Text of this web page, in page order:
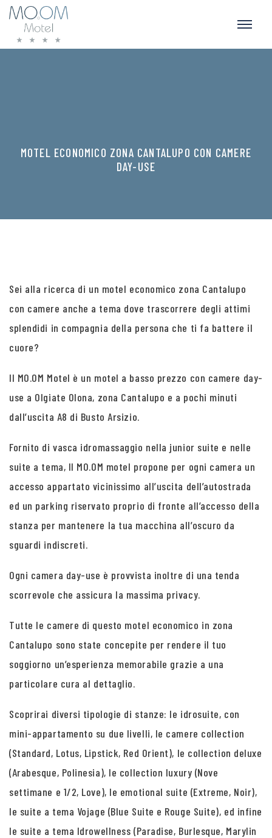
MOTEL ECONOMICO ZONA CANTALUPO CON CAMERE
DAY-USE
Sei alla ricerca di un motel economico zona Cantalupo
con camere anche a tema dove trascorrere degli attimi
splendidi in compagnia della persona che ti fa battere il
cuore?
Il MO.OM Motel è un motel a basso prezzo con camere day-
use a Olgiate Olona, zona Cantalupo e a pochi minuti
dall’uscita A8 di Busto Arsizio.
Fornito di vasca idromassaggio nella junior suite e nelle
suite a tema, Il MO.OM motel propone per ogni camera un
accesso appartato vicinissimo all’uscita dell’autostrada
ed un parking riservato proprio di fronte all’accesso della
stanza per mantenere la tua macchina all’oscuro da
sguardi indiscreti.
Ogni camera day-use è provvista inoltre di una tenda
scorrevole che assicura la massima privacy.
Tutte le camere di questo motel economico in zona
Cantalupo sono state concepite per rendere il tuo
soggiorno un’esperienza memorabile grazie a una
particolare cura al dettaglio.
Scoprirai diversi tipologie di stanze: le idrosuite, con
mini-appartamento su due livelli, le camere collection
(Standard, Lotus, Lipstick, Red Orient), le collection deluxe
(Arabesque, Polinesia), le collection luxury (Nove
settimane e 1/2, Love), le emotional suite (Extreme, Noir),
le suite a tema Vojage (Blue Suite e Rouge Suite), ed infine
le suite a tema Idrowellness (Paradise, Burlesque, Marylin